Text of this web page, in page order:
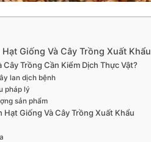
Giống Và Cây Trồng Xuất Khẩu
Cây Trồng Cần Kiểm Dịch Thực Vật?
lan dịch bệnh
pháp lý
sản phẩm
Hạt Giống Và Cây Trồng Xuất Khẩu